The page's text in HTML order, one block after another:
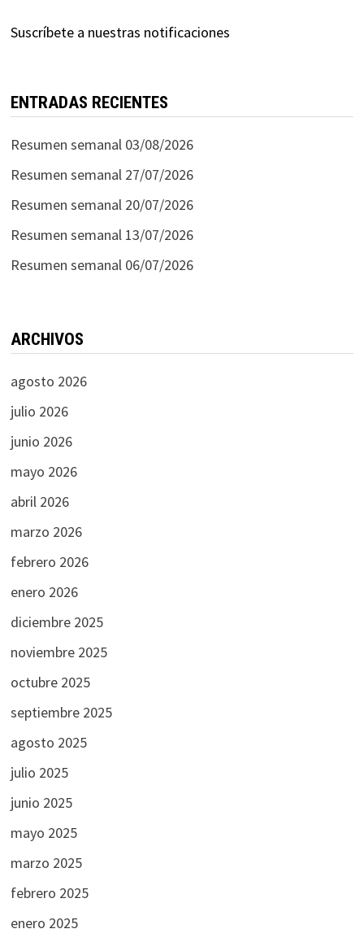
Suscríbete a nuestras notificaciones
ENTRADAS RECIENTES
Resumen semanal 03/08/2026
Resumen semanal 27/07/2026
Resumen semanal 20/07/2026
Resumen semanal 13/07/2026
Resumen semanal 06/07/2026
ARCHIVOS
agosto 2026
julio 2026
junio 2026
mayo 2026
abril 2026
marzo 2026
febrero 2026
enero 2026
diciembre 2025
noviembre 2025
octubre 2025
septiembre 2025
agosto 2025
julio 2025
junio 2025
mayo 2025
marzo 2025
febrero 2025
enero 2025